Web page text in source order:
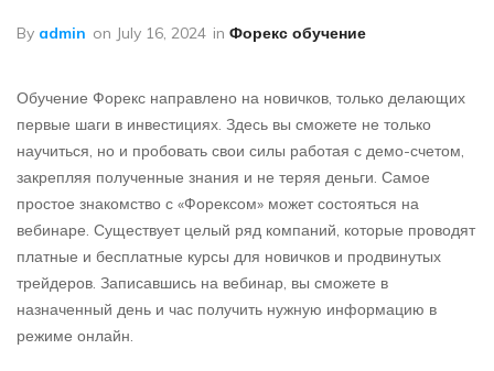
By admin on July 16, 2024 in Форекс обучение
Обучение Форекс направлено на новичков, только делающих
первые шаги в инвестициях. Здесь вы сможете не только
научиться, но и пробовать свои силы работая с демо-счетом,
закрепляя полученные знания и не теряя деньги. Самое
простое знакомство с «Форексом» может состояться на
вебинаре. Существует целый ряд компаний, которые проводят
платные и бесплатные курсы для новичков и продвинутых
трейдеров. Записавшись на вебинар, вы сможете в
назначенный день и час получить нужную информацию в
режиме онлайн.